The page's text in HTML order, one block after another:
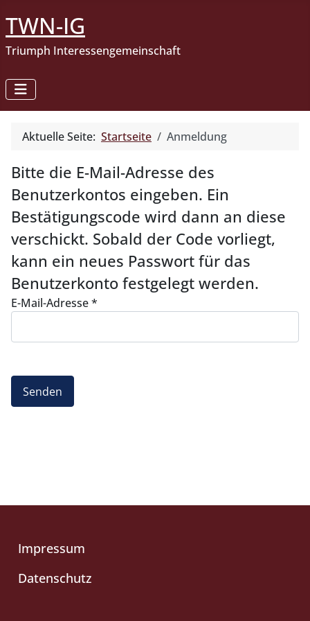
TWN-IG
Triumph Interessengemeinschaft
Aktuelle Seite: Startseite Anmeldung
Bitte die E-Mail-Adresse des
Benutzerkontos eingeben. Ein
Bestätigungscode wird dann an diese
verschickt. Sobald der Code vorliegt,
kann ein neues Passwort für das
Benutzerkonto festgelegt werden.
E-Mail-Adresse*
Senden
Impressum
Datenschutz